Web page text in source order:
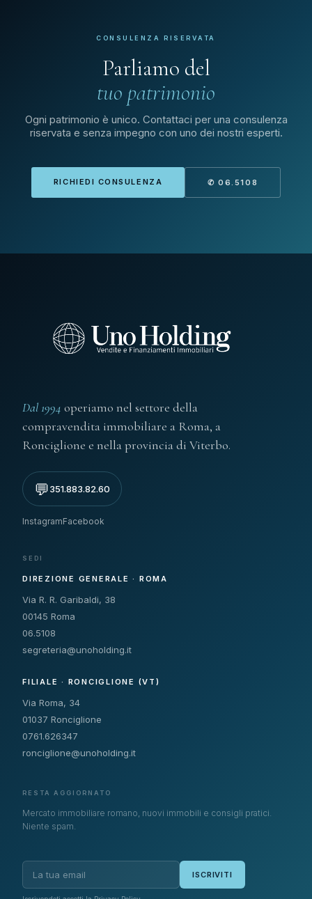
CONSULENZA RISERVATA
Parliamo del
tuo patrimonio
Ogni patrimonio è unico. Contattaci per una consulenza
riservata e senza impegno con uno dei nostri esperti.
RICHIEDI CONSULENZA ✆ 06.5108
Dal 1994 operiamo nel settore della
compravendita immobiliare a Roma, a
Ronciglione e nella provincia di Viterbo.
💬351.883.82.60
InstagramFacebook
SEDI
DIREZIONE GENERALE · ROMA
Via R. R. Garibaldi, 38
00145 Roma
06.5108
segreteria@unoholding.it
FILIALE · RONCIGLIONE (VT)
Via Roma, 34
01037 Ronciglione
0761.626347
ronciglione@unoholding.it
RESTA AGGIORNATO
Mercato immobiliare romano, nuovi immobili e consigli pratici.
Niente spam.
ISCRIVITI